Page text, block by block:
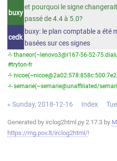
buxy
et pourquoi le signe
passé de 4.4 à 5.0?
cedk
buxy: le plan comptable a été
basées sur ces signes
-!- thaneor(~lenovo3@r167-56-52-
#tryton-fr
-!-
-!- semarie(~semarie@unaffiliated/
« Sunday, 2018-12-16 Index
Generated by irclog2html.py 2.17.3 by
https://mg.pov.lt/irclog2html/!